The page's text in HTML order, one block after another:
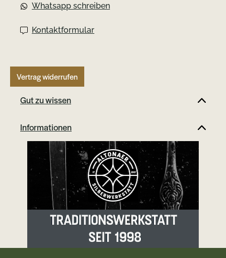
Whatsapp schreiben
Kontaktformular
Vertrag widerrufen
Gut zu wissen
Informationen